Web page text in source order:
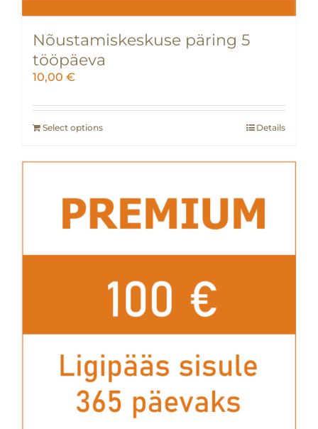
Nõustamiskeskuse päring 5
tööpäeva
10,00 €
Select options Details